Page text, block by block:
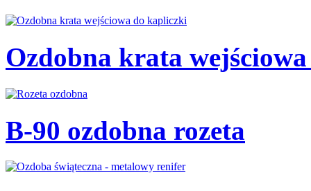
Ozdobna krata
B-90 ozdobna rozeta